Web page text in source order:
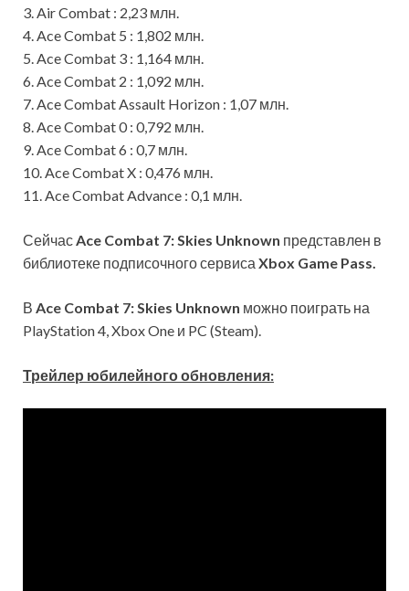
3. Air Combat : 2,23 млн.
4. Ace Combat 5 : 1,802 млн.
5. Ace Combat 3 : 1,164 млн.
6. Ace Combat 2 : 1,092 млн.
7. Ace Combat Assault Horizon : 1,07 млн.
8. Ace Combat 0 : 0,792 млн.
9. Ace Combat 6 : 0,7 млн.
10. Ace Combat X : 0,476 млн.
11. Ace Combat Advance : 0,1 млн.
СейчасAce Combat 7: Skies Unknown представлен в
библиотеке подписочного сервиса Xbox Game Pass.
В Ace Combat 7: Skies Unknown можно поиграть на
PlayStation 4, Xbox One и PC (Steam).
Трейлер юбилейного обновления: